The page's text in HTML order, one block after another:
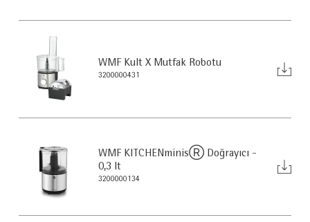
WMF Kult X Mutfak Robotu
3200000431
WMF KITCHENminisⓇ Doğrayıcı -
0,3 lt
3200000134